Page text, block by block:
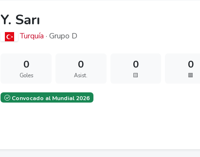
Y. Sarı
Turquía · Grupo D
0
Goles
0
Asist.
0
🟨
0
🟥
Convocado al Mundial 2026